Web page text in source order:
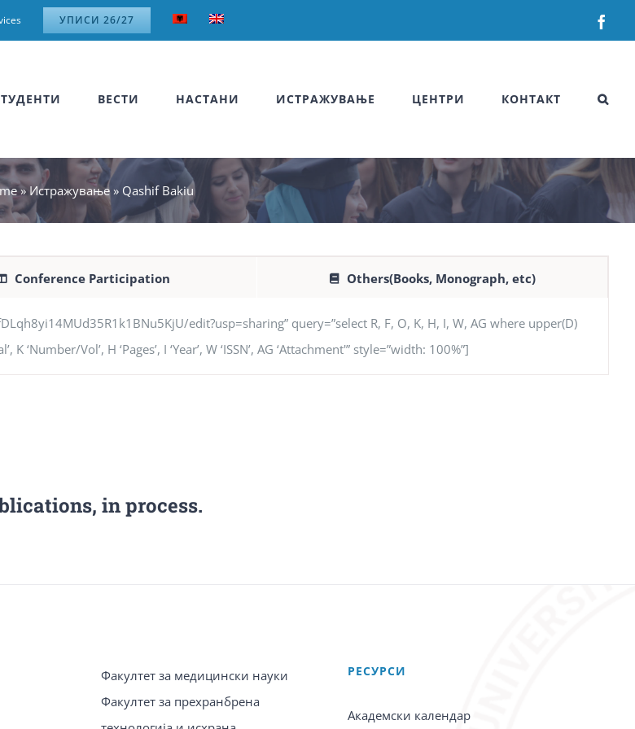
УПИСИ 26/27
ВЕСТИ НАСТАНИ ИСТРАЖУВАЊЕ ЦЕНТРИ КОНТАКТ
»Истражување» Qashif Bakiu
Conference Participation Others(Books, Monograph, etc)
edit?usp=sharing” query=”select R, F, O, K, H, I, W, AG where upper(D)
K ‘Number/Vol’, H ‘Pages’, I ‘Year’, W ‘ISSN’, AG ‘Attachment'” style=”width: 100%”]
in process.
Факултет за медицински науки
Факултет за прехранбрена
PЕСУРСИ
Академски календар